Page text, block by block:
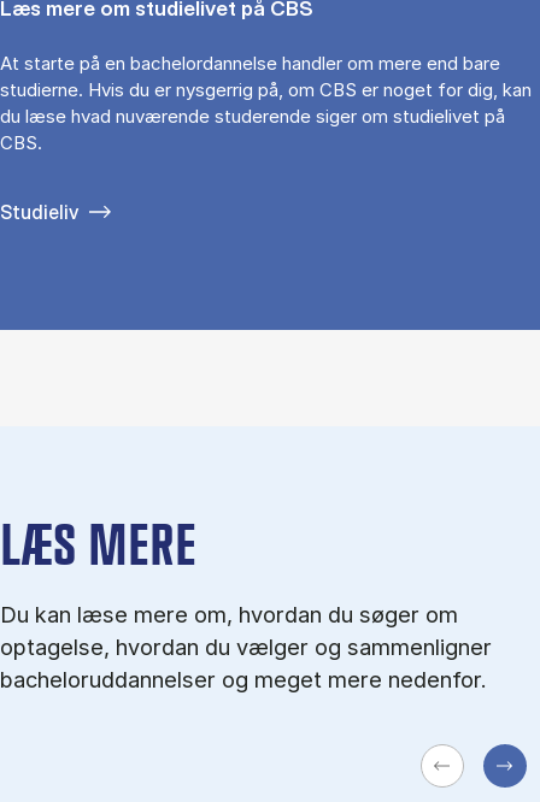
Læs mere om studielivet på CBS
At starte på en bachelordannelse handler om mere end bare
studierne. Hvis du er nysgerrig på, om CBS er noget for dig, kan
du læse hvad nuværende studerende siger om studielivet på
CBS.
Studieliv
LÆS MERE
Du kan læse mere om, hvordan du søger om
optagelse, hvordan du vælger og sammenligner
bacheloruddannelser og meget mere nedenfor.